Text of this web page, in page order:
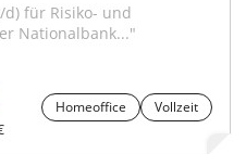
d) für Risiko- und
Nationalbank..."
Homeoffice
Vollzeit